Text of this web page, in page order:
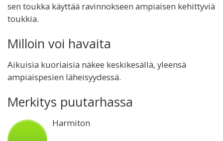
sen toukka käyttää ravinnokseen ampiaisen kehittyviä
toukkia.
Milloin voi havaita
Aikuisia kuoriaisia näkee keskikesällä, yleensä
ampiaispesien läheisyydessä.
Merkitys puutarhassa
Harmiton